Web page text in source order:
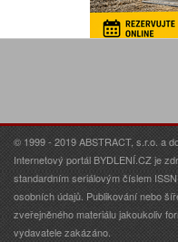
© 1999 - 2019 ABSTRACT, s.r.o. a
Internetový portál BYDLENÍ.CZ je
standardním seriálovým číslem
osobních údajů. Publikování nebo
zveřejněného materiálu jakoukoliv
vydavatele zakázáno.